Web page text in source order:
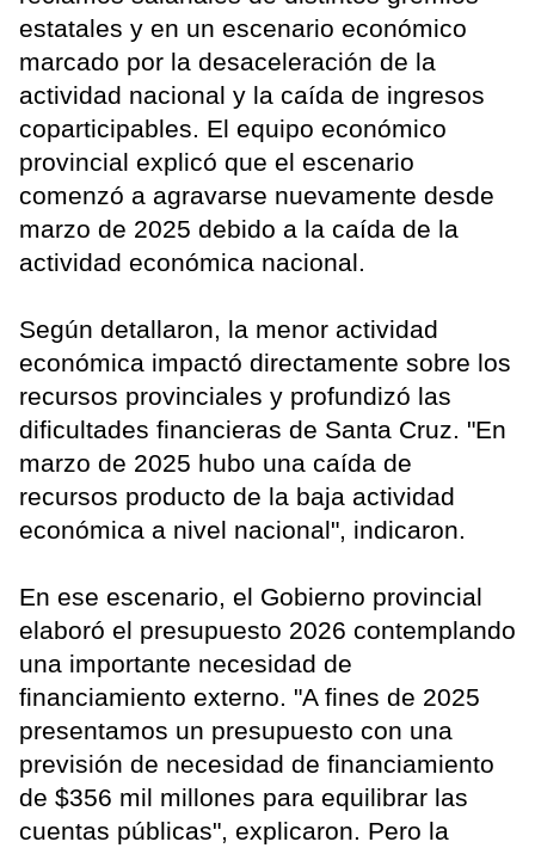
estatales y en un escenario económico
marcado por la desaceleración de la
actividad nacional y la caída de ingresos
coparticipables. El equipo económico
provincial explicó que el escenario
comenzó a agravarse nuevamente desde
marzo de 2025 debido a la caída de la
actividad económica nacional.
Según detallaron, la menor actividad
económica impactó directamente sobre los
recursos provinciales y profundizó las
dificultades financieras de Santa Cruz. "En
marzo de 2025 hubo una caída de
recursos producto de la baja actividad
económica a nivel nacional", indicaron.
En ese escenario, el Gobierno provincial
elaboró el presupuesto 2026 contemplando
una importante necesidad de
financiamiento externo. "A fines de 2025
presentamos un presupuesto con una
previsión de necesidad de financiamiento
de $356 mil millones para equilibrar las
cuentas públicas", explicaron. Pero la